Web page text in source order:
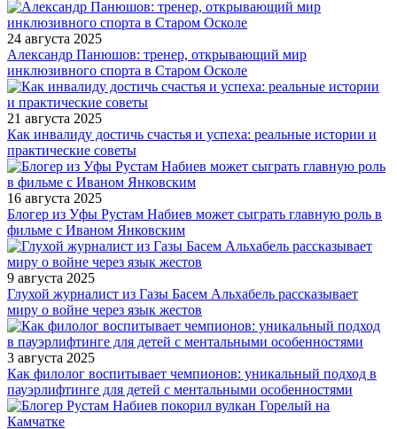
24 августа 2025
Александр Панюшов: тренер, открывающий мир
инклюзивного спорта в Старом Осколе
21 августа 2025
Как инвалиду достичь счастья и успеха: реальные истории и
практические советы
16 августа 2025
Блогер из Уфы Рустам Набиев может сыграть главную роль в
фильме с Иваном Янковским
9 августа 2025
Глухой журналист из Газы Басем Альхабель рассказывает
миру о войне через язык жестов
3 августа 2025
Как филолог воспитывает чемпионов: уникальный подход в
пауэрлифтинге для детей с ментальными особенностями